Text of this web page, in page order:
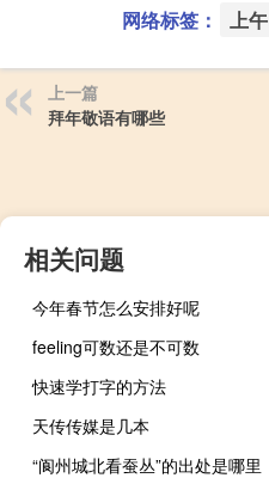
网络标签： 上午
上一篇
拜年敬语有哪些
相关问题
今年春节怎么安排好呢
feeling可数还是不可数
快速学打字的方法
天传传媒是几本
“阆州城北看蚕丛”的出处是哪里